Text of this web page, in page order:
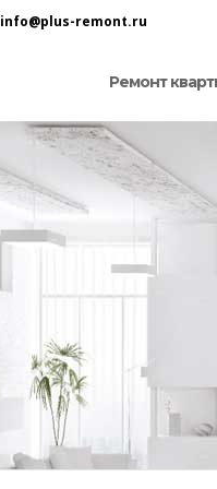
info@plus-remont.ru
Ремонт